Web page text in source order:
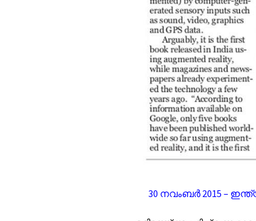
30 നവംബർ 2015 –